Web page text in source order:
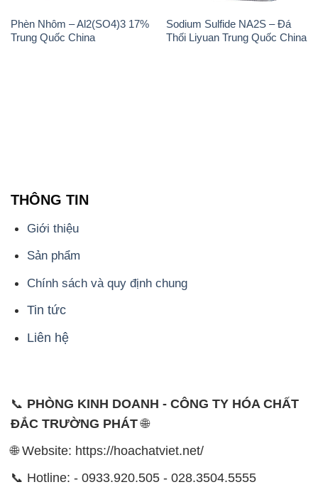
Phèn Nhôm – Al2(SO4)3 17%
Trung Quốc China
Sodium Sulfide NA2S – Đá
Thối Liyuan Trung Quốc China
THÔNG TIN
Giới thiệu
Sản phẩm
Chính sách và quy định chung
Tin tức
Liên hệ
📞 PHÒNG KINH DOANH - CÔNG TY HÓA CHẤT
ĐẮC TRƯỜNG PHÁT🌐
🌐 Website: https://hoachatviet.net/
📞 Hotline: - 0933.920.505 - 028.3504.5555